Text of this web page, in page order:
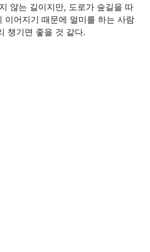
않는 길이지만, 도로가 숲길을 따
이어지기 때문에 멀미를 하는 사람
챙기면 좋을 것 같다.